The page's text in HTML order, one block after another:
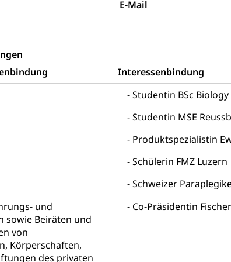
E-Mail
Interessenbindung
Studentin BSc
Studentin MSE
Produktspezialistin
Schülerin FMZ Luzern
Schweizer
und
sowie Beiräten und
von
Körperschaften,
des privaten
Co-Präsidentin
Aufgaben und Verfahren Kosten im
Konkurs
Zahlungsunfähigkeit, Pfändung
Betreibungsämter
Stimm- und Wahlrecht, Stimmrecht, Abstimmungen,
Einkommenssteuer, Kopfsteuer, Personalsteuer,
Liegenschaftssteuer, Handänderungssteuer,
Verkehrssteuer, Erbschaftssteuer, Schenkungssteuer,
Schlichtungsstelle, Vermittlung, Schlichtung,